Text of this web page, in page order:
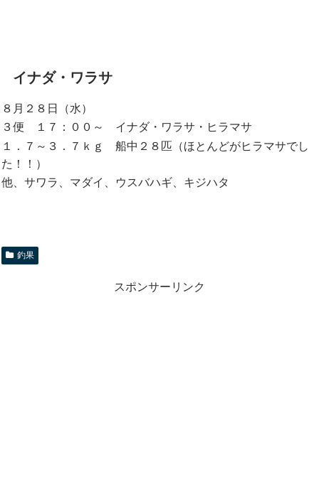
イナダ・ワラサ
８月２８日（水）
３便 １７：００～ イナダ・ワラサ・ヒラマサ
１．７～３．７ｋｇ 船中２８匹（ほとんどがヒラマサでし
た！！）
他、サワラ、マダイ、ウスバハギ、キジハタ
釣果
スポンサーリンク